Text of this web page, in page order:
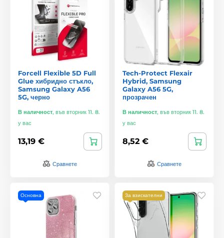
Forcell Flexible 5D Full
Glue хибридно стъкло,
Samsung Galaxy A56
5G, черно
В наличност, във вторник 11. 8.
у вас
13,19 €
Сравнете
Tech-Protect Flexair
Hybrid, Samsung
Galaxy A56 5G,
прозрачен
В наличност, във вторник 11. 8.
у вас
8,52 €
Сравнете
Основна За взискателни